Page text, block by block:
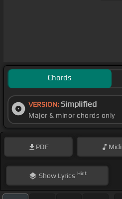
Chords
VERSION: Simplified
Major & minor chords only
PDF Midi
ShowLyrics Hint